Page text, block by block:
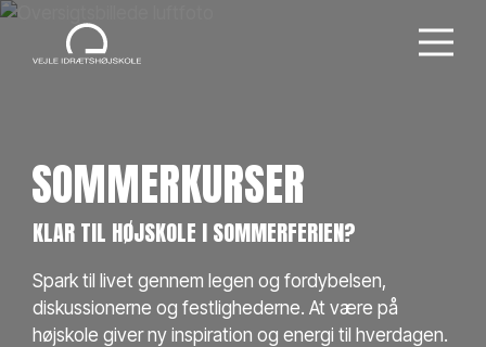
SOMMERKURSER
KLAR TIL HØJSKOLE I SOMMERFERIEN?
Spark til livet gennem legen og fordybelsen,
diskussionerne og festlighederne. At være på
højskole giver ny inspiration og energi til hverdagen.